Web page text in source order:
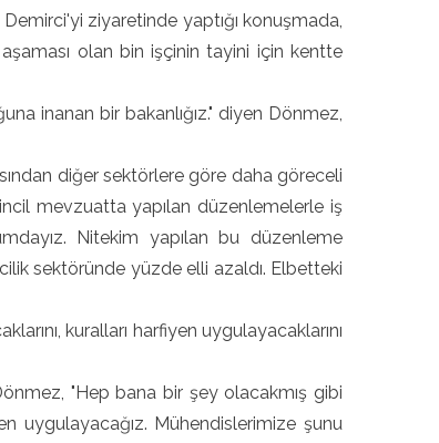
ziyaretinde yaptığı konuşmada,
olan bin işçinin tayini için kentte
inanan bir bakanlığız." diyen Dönmez,
diğer sektörlere göre daha göreceli
mevzuatta yapılan düzenlemelerle iş
Nitekim yapılan bu düzenleme
sektöründe yüzde elli azaldı. Elbetteki
kuralları harfiyen uygulayacaklarını
"Hep bana bir şey olacakmış gibi
uygulayacağız. Mühendislerimize şunu